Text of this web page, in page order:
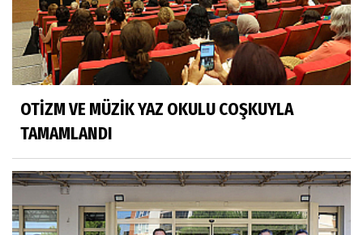
OTİZM VE MÜZİK YAZ OKULU COŞKUYLA
TAMAMLANDI